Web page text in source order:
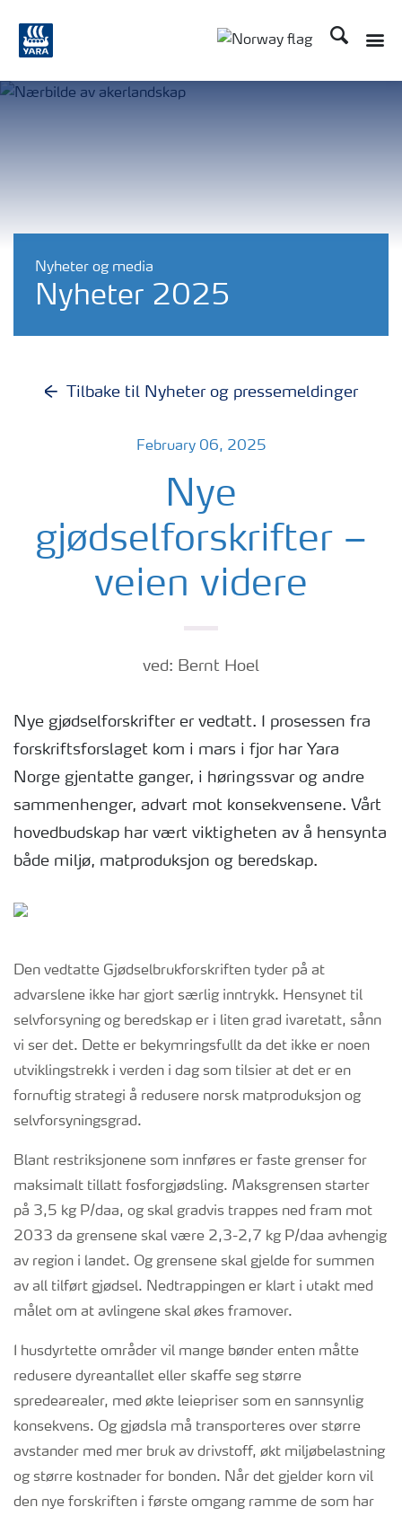
Søk
Nyheter og media
Nyheter 2025
Tilbake til Nyheter og pressemeldinger
February 06, 2025
Nye
gjødselforskrifter –
veien videre
ved: Bernt Hoel
Nye gjødselforskrifter er vedtatt. I prosessen fra
forskriftsforslaget kom i mars i fjor har Yara
Norge gjentatte ganger, i høringssvar og andre
sammenhenger, advart mot konsekvensene. Vårt
hovedbudskap har vært viktigheten av å hensynta
både miljø, matproduksjon og beredskap.
Den vedtatte Gjødselbrukforskriften tyder på at
advarslene ikke har gjort særlig inntrykk. Hensynet til
selvforsyning og beredskap er i liten grad ivaretatt, sånn
vi ser det. Dette er bekymringsfullt da det ikke er noen
utviklingstrekk i verden i dag som tilsier at det er en
fornuftig strategi å redusere norsk matproduksjon og
selvforsyningsgrad.
Blant restriksjonene som innføres er faste grenser for
maksimalt tillatt fosforgjødsling. Maksgrensen starter
på 3,5 kg P/daa, og skal gradvis trappes ned fram mot
2033 da grensene skal være 2,3-2,7 kg P/daa avhengig
av region i landet. Og grensene skal gjelde for summen
av all tilført gjødsel. Nedtrappingen er klart i utakt med
målet om at avlingene skal økes framover.
I husdyrtette områder vil mange bønder enten måtte
redusere dyreantallet eller skaffe seg større
spredearealer, med økte leiepriser som en sannsynlig
konsekvens. Og gjødsla må transporteres over større
avstander med mer bruk av drivstoff, økt miljøbelastning
og større kostnader for bonden. Når det gjelder korn vil
den nye forskriften i første omgang ramme de som har